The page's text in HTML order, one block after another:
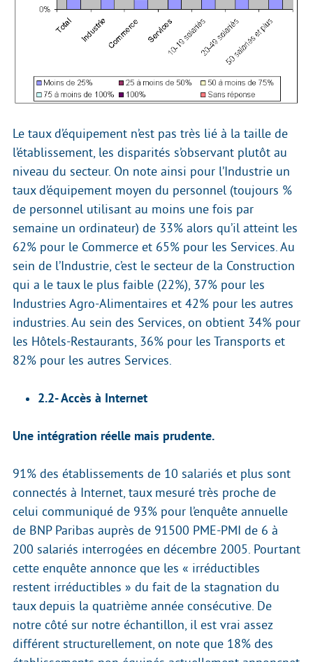
Le taux d’équipement n’est pas très lié à la taille de
l’établissement, les disparités s’observant plutôt au
niveau du secteur. On note ainsi pour l’Industrie un
taux d’équipement moyen du personnel (toujours %
de personnel utilisant au moins une fois par
semaine un ordinateur) de 33% alors qu’il atteint les
62% pour le Commerce et 65% pour les Services. Au
sein de l’Industrie, c’est le secteur de la Construction
qui a le taux le plus faible (22%), 37% pour les
Industries Agro-Alimentaires et 42% pour les autres
industries. Au sein des Services, on obtient 34% pour
les Hôtels-Restaurants, 36% pour les Transports et
82% pour les autres Services.
2.2- Accès à Internet
Une intégration réelle mais prudente.
91% des établissements de 10 salariés et plus sont
connectés à Internet, taux mesuré très proche de
celui communiqué de 93% pour l’enquête annuelle
de BNP Paribas auprès de 91500 PME-PMI de 6 à
200 salariés interrogées en décembre 2005. Pourtant
cette enquête annonce que les « irréductibles
restent irréductibles » du fait de la stagnation du
taux depuis la quatrième année consécutive. De
notre côté sur notre échantillon, il est vrai assez
différent structurellement, on note que 18% des